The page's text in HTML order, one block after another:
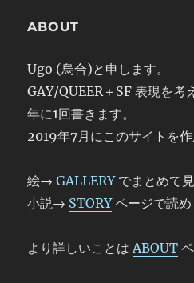
ジ
り
ABOUT
Ugo (烏合)と申します。
GAY/QUEER＋SF 表現を考
年に1回書きます。
2019年7月にこのサイトを作
絵→GALLERYでまとめて見
小説→ STORYページで読め
より詳しいことは ABOUT